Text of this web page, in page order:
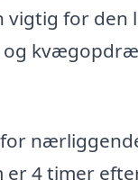
for den
4 timer